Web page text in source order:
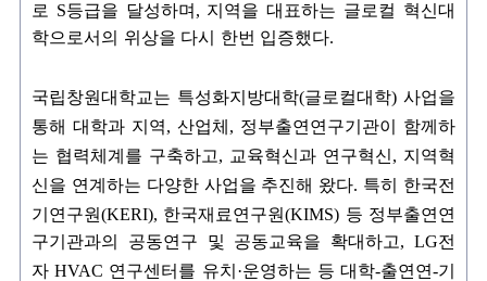
로 S등급을 달성하며 , 지역을 대표하는 글로컬 혁신대
학으로서의 위상을 다시 한번 입증했다.
국립창원대학교는 특성화지방대학(글로컬대학) 사업을
통해 대학과 지역, 산업체 , 정부출연연구기관이 함께하
는 협력체계를 구축하고, 교육혁신과 연구혁신, 지역혁
신을 연계하는 다양한 사업을 추진해 왔다. 특히 한국전
기연구원(KERI), 한국재료연구원(KIMS) 등 정부출연연
구기관과의 공동연구 및 공동교육을 확대하고, LG전
자 HVAC 연구센터를 유치 ·운영하는 등 대학-출연연-기